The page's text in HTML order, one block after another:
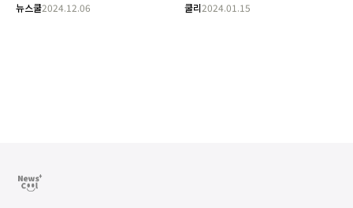
뉴스쿨2024.12.06 쿨리2024.01.15